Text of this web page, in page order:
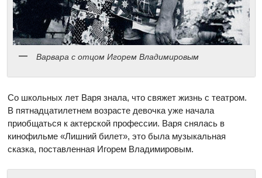
Варвара с отцом Игорем Владимировым
Со школьных лет Варя знала, что свяжет жизнь с театром.
В пятнадцатилетнем возрасте девочка уже начала
приобщаться к актерской профессии. Варя снялась в
кинофильме «Лишний билет», это была музыкальная
сказка, поставленная Игорем Владимировым.